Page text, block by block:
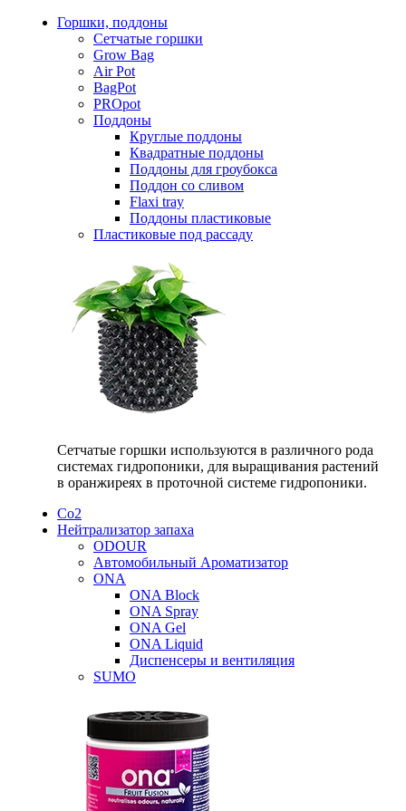
Горшки, поддоны
Сетчатые горшки
Grow Bag
Air Pot
BagPot
PROpot
Поддоны
Круглые поддоны
Квадратные поддоны
Поддоны для гроубокса
Поддон со сливом
Flaxi tray
Поддоны пластиковые
Пластиковые под рассаду
Сетчатые горшки используются в различного рода
системах гидропоники, для выращивания растений
в оранжиреях в проточной системе гидропоники.
Со2
Нейтрализатор запаха
ODOUR
Автомобильный Ароматизатор
ONA
ONA Block
ONA Spray
ONA Gel
ONA Liquid
Диспенсеры и вентиляция
SUMO